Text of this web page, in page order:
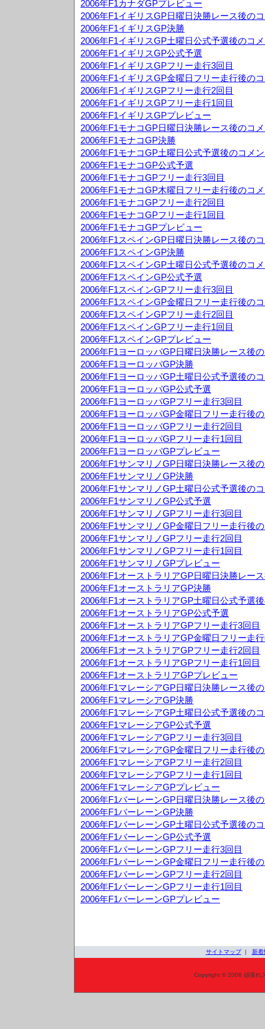
2006年F1カナダGPプレビュー
2006年F1イギリスGP日曜日決勝レース後の
2006年F1イギリスGP決勝
2006年F1イギリスGP土曜日公式予選後のコ
2006年F1イギリスGP公式予選
2006年F1イギリスGPフリー走行3回目
2006年F1イギリスGP金曜日フリー走行後の
2006年F1イギリスGPフリー走行2回目
2006年F1イギリスGPフリー走行1回目
2006年F1イギリスGPプレビュー
2006年F1モナコGP日曜日決勝レース後のコ
2006年F1モナコGP決勝
2006年F1モナコGP土曜日公式予選後のコメ
2006年F1モナコGP公式予選
2006年F1モナコGPフリー走行3回目
2006年F1モナコGP木曜日フリー走行後のコ
2006年F1モナコGPフリー走行2回目
2006年F1モナコGPフリー走行1回目
2006年F1モナコGPプレビュー
2006年F1スペインGP日曜日決勝レース後の
2006年F1スペインGP決勝
2006年F1スペインGP土曜日公式予選後のコ
2006年F1スペインGP公式予選
2006年F1スペインGPフリー走行3回目
2006年F1スペインGP金曜日フリー走行後の
2006年F1スペインGPフリー走行2回目
2006年F1スペインGPフリー走行1回目
2006年F1スペインGPプレビュー
2006年F1ヨーロッパGP日曜日決勝レース後
2006年F1ヨーロッパGP決勝
2006年F1ヨーロッパGP土曜日公式予選後の
2006年F1ヨーロッパGP公式予選
2006年F1ヨーロッパGPフリー走行3回目
2006年F1ヨーロッパGP金曜日フリー走行後
2006年F1ヨーロッパGPフリー走行2回目
2006年F1ヨーロッパGPフリー走行1回目
2006年F1ヨーロッパGPプレビュー
2006年F1サンマリノGP日曜日決勝レース後
2006年F1サンマリノGP決勝
2006年F1サンマリノGP土曜日公式予選後の
2006年F1サンマリノGP公式予選
2006年F1サンマリノGPフリー走行3回目
2006年F1サンマリノGP金曜日フリー走行後
2006年F1サンマリノGPフリー走行2回目
2006年F1サンマリノGPフリー走行1回目
2006年F1サンマリノGPプレビュー
2006年F1オーストラリアGP日曜日決勝レー
2006年F1オーストラリアGP決勝
2006年F1オーストラリアGP土曜日公式予選
2006年F1オーストラリアGP公式予選
2006年F1オーストラリアGPフリー走行3回目
2006年F1オーストラリアGP金曜日フリー走
2006年F1オーストラリアGPフリー走行2回目
2006年F1オーストラリアGPフリー走行1回目
2006年F1オーストラリアGPプレビュー
2006年F1マレーシアGP日曜日決勝レース後
2006年F1マレーシアGP決勝
2006年F1マレーシアGP土曜日公式予選後の
2006年F1マレーシアGP公式予選
2006年F1マレーシアGPフリー走行3回目
2006年F1マレーシアGP金曜日フリー走行後
2006年F1マレーシアGPフリー走行2回目
2006年F1マレーシアGPフリー走行1回目
2006年F1マレーシアGPプレビュー
2006年F1バーレーンGP日曜日決勝レース後
2006年F1バーレーンGP決勝
2006年F1バーレーンGP土曜日公式予選後の
2006年F1バーレーンGP公式予選
2006年F1バーレーンGPフリー走行3回目
2006年F1バーレーンGP金曜日フリー走行後
2006年F1バーレーンGPフリー走行2回目
2006年F1バーレーンGPフリー走行1回目
2006年F1バーレーンGPプレビュー
サイトマップ| 新着
Copyright © 2006 頑張れ